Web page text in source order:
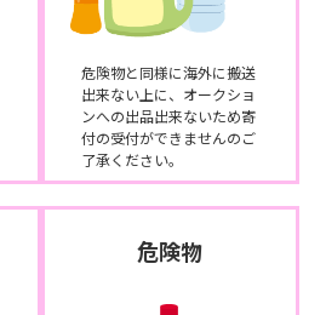
危険物と同様に海外に搬送
出来ない上に、オークショ
ンへの出品出来ないため寄
付の受付ができませんのご
了承ください。
危険物